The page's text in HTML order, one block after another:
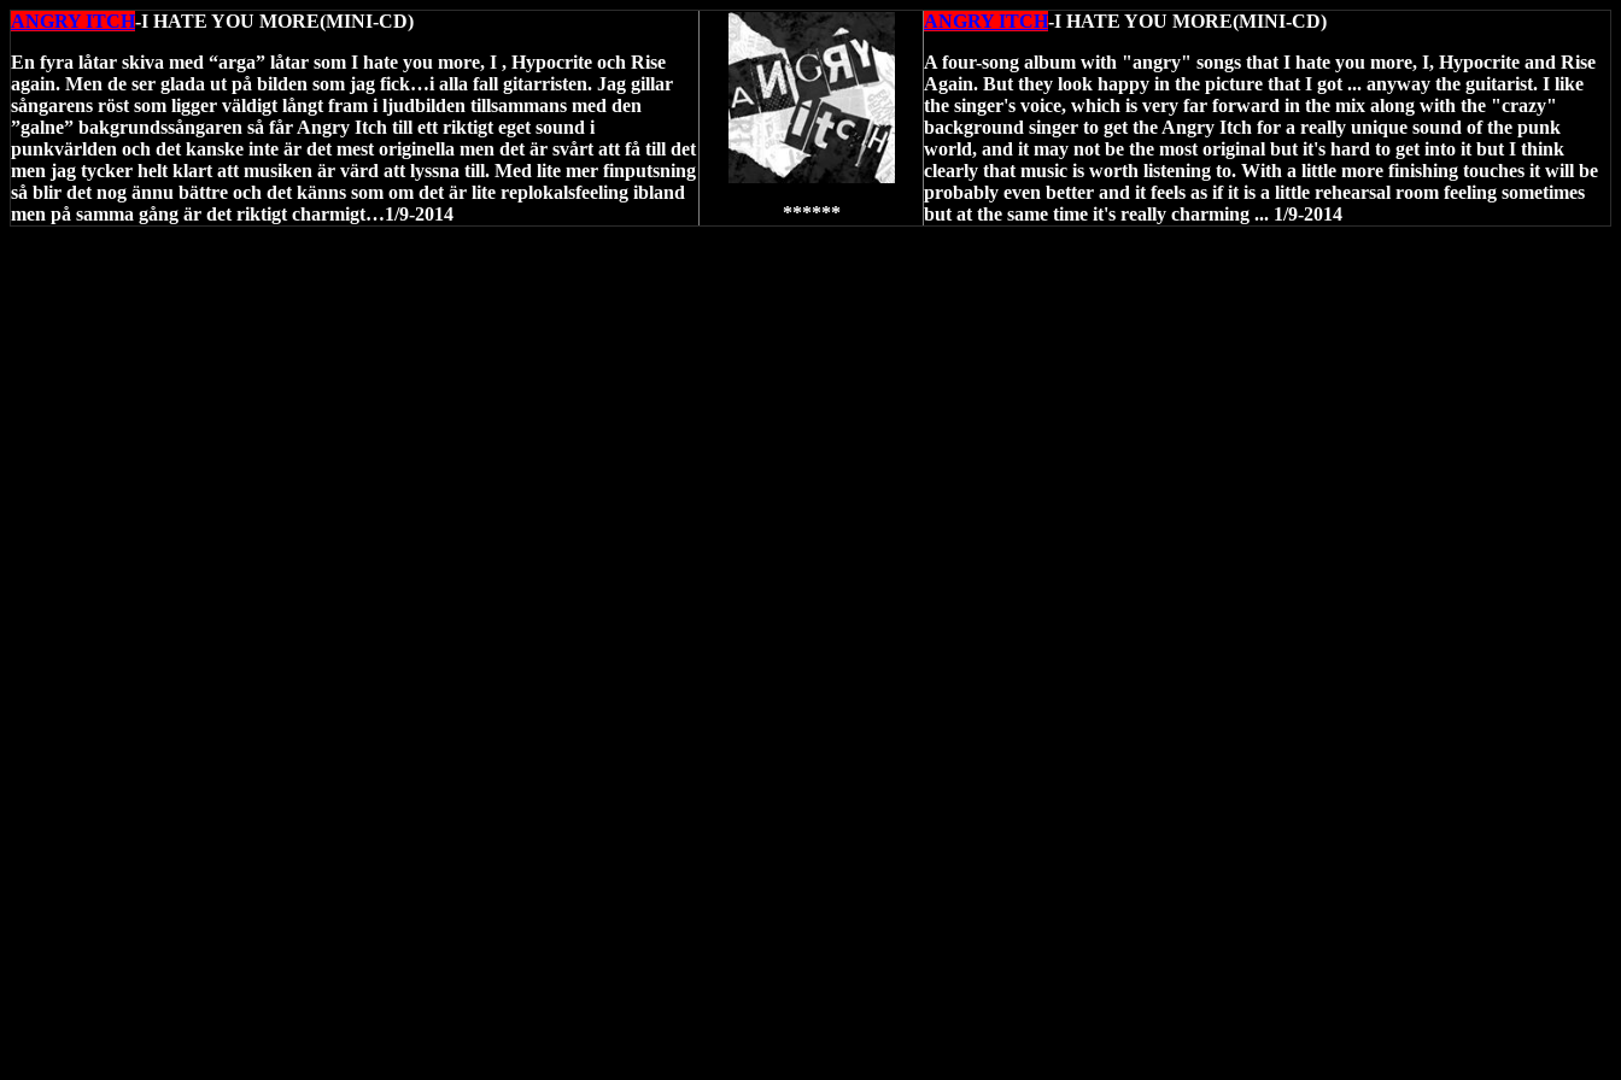
ANGRY ITCH-I HATE YOU MORE(MINI-CD)
En fyra låtar skiva med “arga” låtar som I hate you more, I , Hypocrite och Rise
again. Men de ser glada ut på bilden som jag fick…i alla fall gitarristen. Jag gillar
sångarens röst som ligger väldigt långt fram i ljudbilden tillsammans med den
”galne” bakgrundssångaren så får Angry Itch till ett riktigt eget sound i
punkvärlden och det kanske inte är det mest originella men det är svårt att få till det
men jag tycker helt klart att musiken är värd att lyssna till. Med lite mer finputsning
så blir det nog ännu bättre och det känns som om det är lite replokalsfeeling ibland
men på samma gång är det riktigt charmigt…1/9-2014
******
ANGRY ITCH-I HATE YOU MORE(MINI-CD)
A four-song album with "angry" songs that I hate you more, I, Hypocrite and Rise
Again. But they look happy in the picture that I got ... anyway the guitarist. I like
the singer's voice, which is very far forward in the mix along with the "crazy"
background singer to get the Angry Itch for a really unique sound of the punk
world, and it may not be the most original but it's hard to get into it but I think
clearly that music is worth listening to. With a little more finishing touches it will be
probably even better and it feels as if it is a little rehearsal room feeling sometimes
but at the same time it's really charming ... 1/9-2014